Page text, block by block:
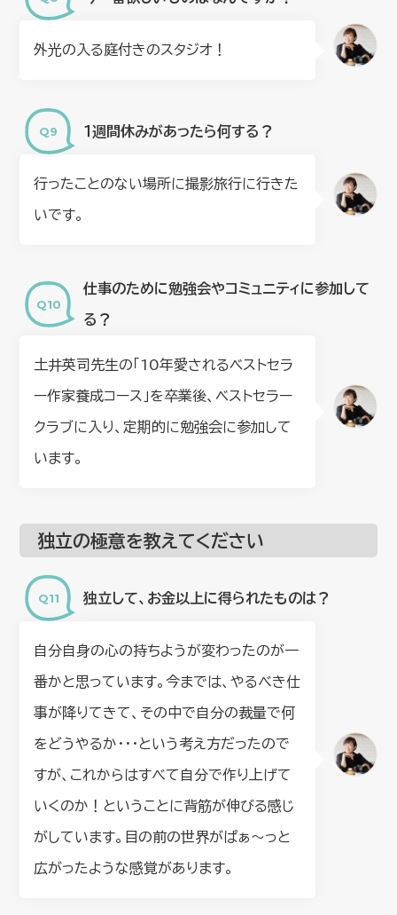
外光の入る庭付きのスタジオ！
１週間休みがあったら何する？
行ったことのない場所に撮影旅行に行きた
いです。
仕事のために勉強会やコミュニティに参加して
る？
土井英司先生の「10年愛されるベストセラ
ー作家養成コース」を卒業後、ベストセラー
クラブに入り、定期的に勉強会に参加して
います。
独立の極意を教えてください
独立して、お金以上に得られたものは？
自分自身の心の持ちようが変わったのが一
番かと思っています。今までは、やるべき仕
事が降りてきて、その中で自分の裁量で何
をどうやるか・・・という考え方だったので
すが、これからはすべて自分で作り上げて
いくのか！ということに背筋が伸びる感じ
がしています。目の前の世界がぱぁ〜っと
広がったような感覚があります。